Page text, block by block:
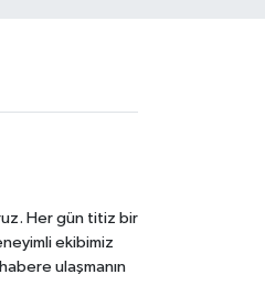
Her gün titiz bir
ekibimiz
ulaşmanın